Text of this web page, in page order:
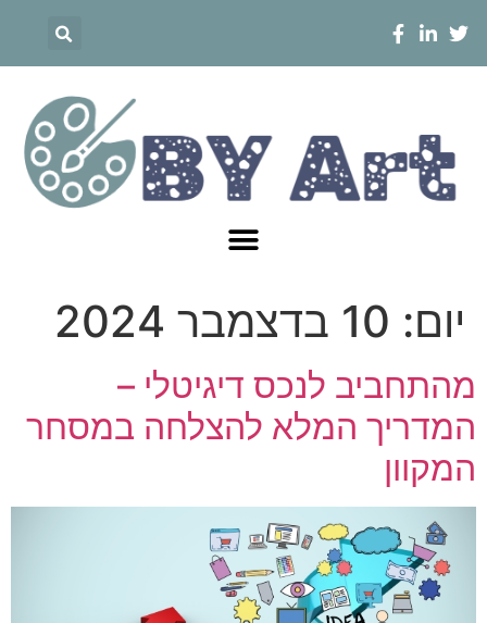
יום: 10 בדצמבר 2024
מהתחביב לנכס דיגיטלי –
המדריך המלא להצלחה במסחר
המקוון